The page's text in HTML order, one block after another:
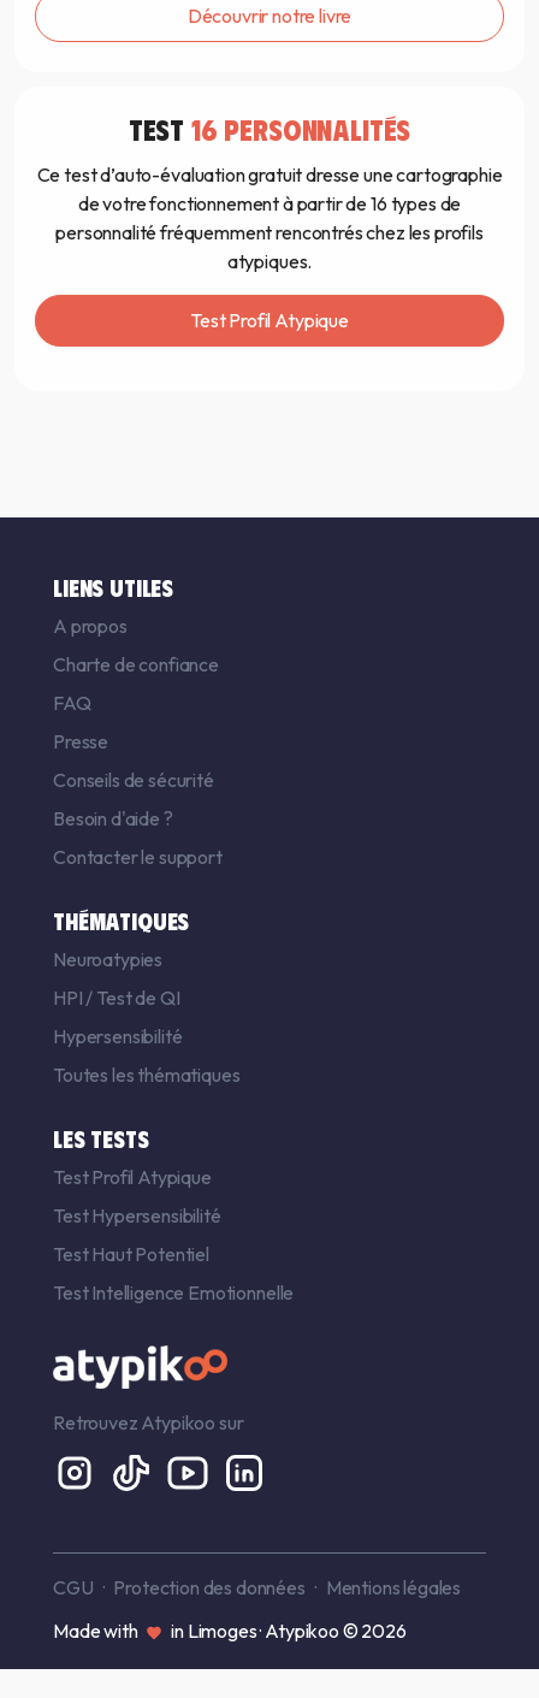
Découvrir notre livre
TEST 16 PERSONNALITÉS
Ce test d’auto-évaluation gratuit dresse une cartographie
de votre fonctionnement à partir de 16 types de
personnalité fréquemment rencontrés chez les profils
atypiques.
Test Profil Atypique
LIENS UTILES
A propos
Charte de confiance
FAQ
Presse
Conseils de sécurité
Besoin d'aide ?
Contacter le support
THÉMATIQUES
Neuroatypies
HPI / Test de QI
Hypersensibilité
Toutes les thématiques
LES TESTS
Test Profil Atypique
Test Hypersensibilité
Test Haut Potentiel
Test Intelligence Emotionnelle
Retrouvez Atypikoo sur
CGU Protection des données
Mentions légales
Made with
in Limoges · Atypikoo © 2026